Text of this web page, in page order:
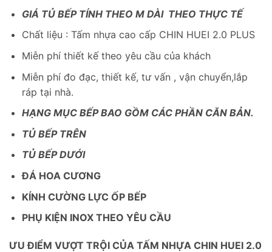
GIÁ TỦ BẾP TÍNH THEO M DÀI THEO THỰC TẾ
Chất liệu : Tấm nhựa cao cấp CHIN HUEI 2.0 PLUS
Miễn phí thiết kế theo yêu cầu của khách
Miễn phí đo đạc, thiết kế, tư vấn , vận chuyển,lắp
ráp tại nhà.
HẠNG MỤC BẾP BAO GỒM CÁC PHẦN CĂN BẢN.
TỦ BẾP TRÊN
TỦ BẾP DƯỚI
ĐÁ HOA CƯƠNG
KÍNH CƯỜNG LỰC ỐP BẾP
PHỤ KIỆN INOX THEO YÊU CẦU
ƯU ĐIỂM VƯỢT TRỘI CỦA TẤM NHỰA CHIN HUEI 2.0